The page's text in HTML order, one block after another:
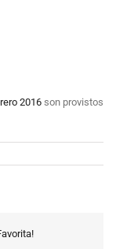
2016 son provistos